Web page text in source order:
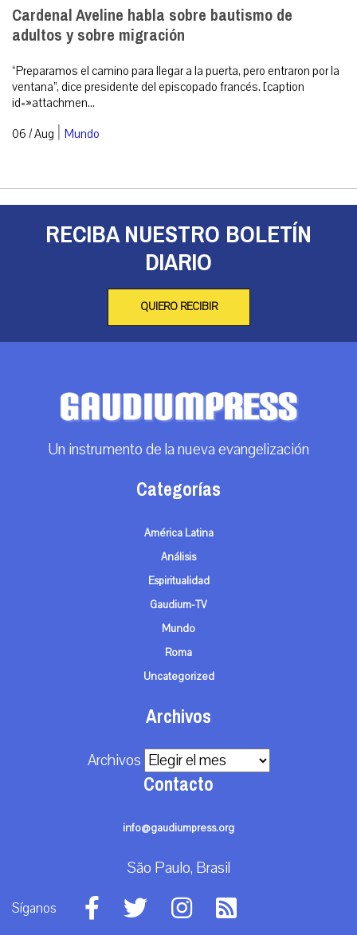
Cardenal Aveline habla sobre bautismo de
adultos y sobre migración
“Preparamos el camino para llegar a la puerta, pero entraron por la
ventana”, dice presidente del episcopado francés. [caption
id=»attachmen...
06 / Aug | Mundo
RECIBA NUESTRO BOLETÍN
DIARIO
QUIERO RECIBIR
Un instrumento de la nueva evangelización
Categorías
América Latina
Análisis
Espiritualidad
Gaudium-TV
Mundo
Roma
Uncategorized
Archivos
Archivos
Contacto
info@gaudiumpress.org
São Paulo, Brasil
Síganos